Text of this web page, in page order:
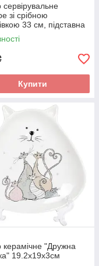
зі срібною
33 см, підставна
скло
Купити
"Дружна
19.2х19х3см